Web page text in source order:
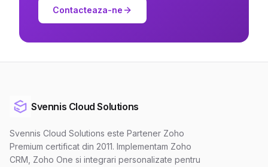
Contacteaza-ne
Svennis Cloud Solutions
Svennis Cloud Solutions este Partener Zoho
Premium certificat din 2011. Implementam Zoho
CRM, Zoho One si integrari personalizate pentru